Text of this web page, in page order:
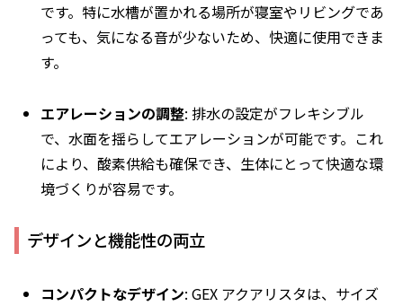
です。特に水槽が置かれる場所が寝室やリビングであ
っても、気になる音が少ないため、快適に使用できま
す。
エアレーションの調整: 排水の設定がフレキシブル
で、水面を揺らしてエアレーションが可能です。これ
により、酸素供給も確保でき、生体にとって快適な環
境づくりが容易です。
デザインと機能性の両立
コンパクトなデザイン: GEX アクアリスタは、サイズ